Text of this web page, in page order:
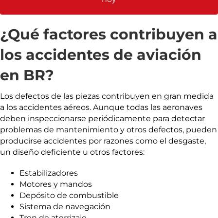
¿Qué factores contribuyen a
los accidentes de aviación
en BR?
Los defectos de las piezas contribuyen en gran medida
a los accidentes aéreos. Aunque todas las aeronaves
deben inspeccionarse periódicamente para detectar
problemas de mantenimiento y otros defectos, pueden
producirse accidentes por razones como el desgaste,
un diseño deficiente u otros factores:
Estabilizadores
Motores y mandos
Depósito de combustible
Sistema de navegación